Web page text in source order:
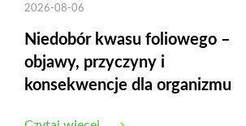
2026-08-06
Niedobór kwasu foliowego –
objawy, przyczyny i
konsekwencje dla organizmu